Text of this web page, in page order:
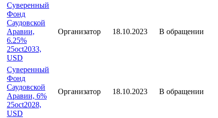
Суверенный
Фонд
Саудовской
Аравии,
6.25%
25oct2033,
USD
Организатор 18.10.2023 В обращении
Суверенный
Фонд
Саудовской
Аравии, 6%
25oct2028,
USD
Организатор 18.10.2023 В обращении